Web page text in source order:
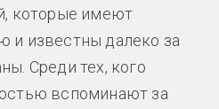
которые имеют
и известны далеко за
Среди тех, кого
вспоминают за